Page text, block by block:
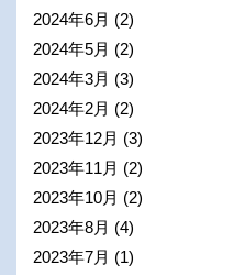
2024年6月 (2)
2024年5月 (2)
2024年3月 (3)
2024年2月 (2)
2023年12月 (3)
2023年11月 (2)
2023年10月 (2)
2023年8月 (4)
2023年7月 (1)